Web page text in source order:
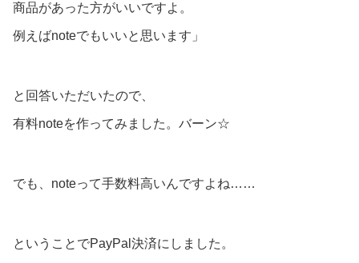
商品があった方がいいですよ。
例えばnoteでもいいと思います」
と回答いただいたので、
有料noteを作ってみました。バーン☆
でも、noteって手数料高いんですよね……
ということでPayPal決済にしました。